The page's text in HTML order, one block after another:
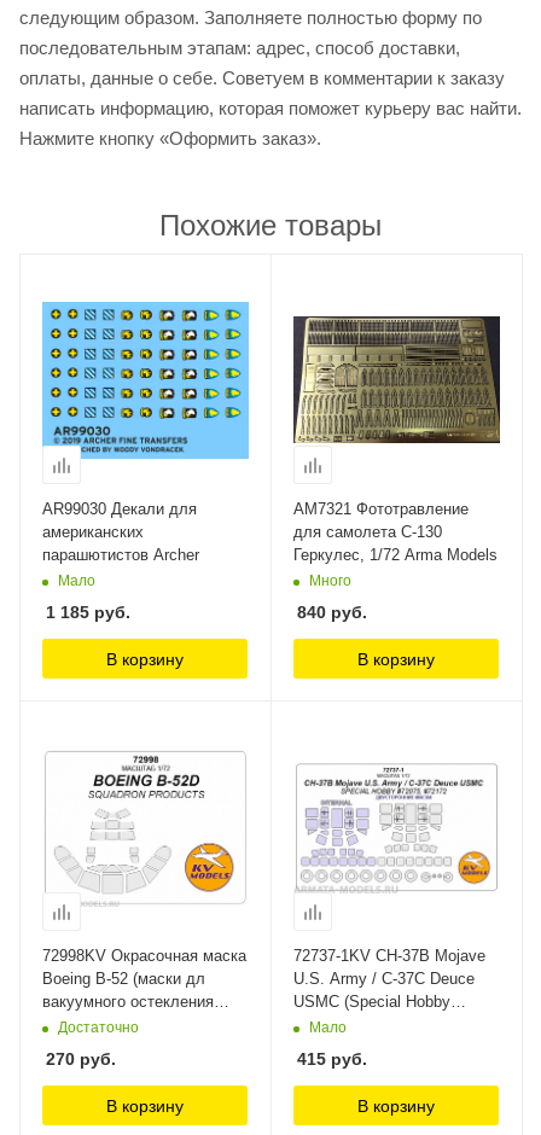
следующим образом. Заполняете полностью форму по
последовательным этапам: адрес, способ доставки,
оплаты, данные о себе. Советуем в комментарии к заказу
написать информацию, которая поможет курьеру вас найти.
Нажмите кнопку «Оформить заказ».
Похожие товары
AR99030 Декали для
американских
парашютистов Archer
Мало
1 185 руб.
В корзину
AM7321 Фототравление
для самолета C-130
Геркулес, 1/72 Arma Models
Много
840 руб.
В корзину
72998KV Окрасочная маска
Boeing B-52 (маски дл
вакуумного остекления
производства Squadron
REVELL #04608 /
MONOGRAM #8292) KV
Достаточно
270 руб.
В корзину
72737-1KV CH-37B Mojave
U.S. Army / C-37C Deuce
USMC (Special Hobby
#72075, #72172) - (Double
Models
Мало
415 руб.
В корзину